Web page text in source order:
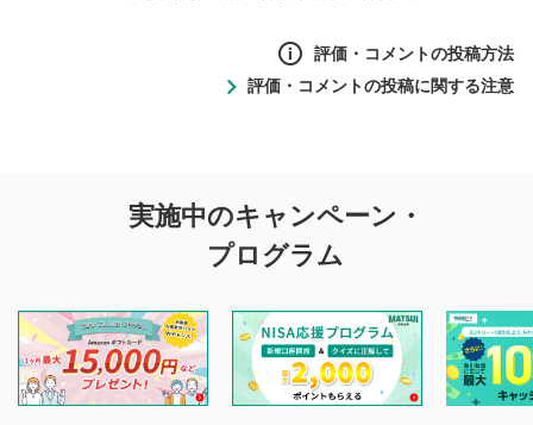
評価・コメントの投稿方法
評価・コメントの投稿に関する注意
投稿に関する注意
を目的として、各動画コンテンツに、評価およびコメントの
投稿ができます。利用者は以下の注意事項をご理解のうえ、
閲覧および投稿を行うものとしてください。
他の利用者が動画を視聴される際の参考になるコメントをお
待ちしております。
実施中のキャンペーン・
プログラム